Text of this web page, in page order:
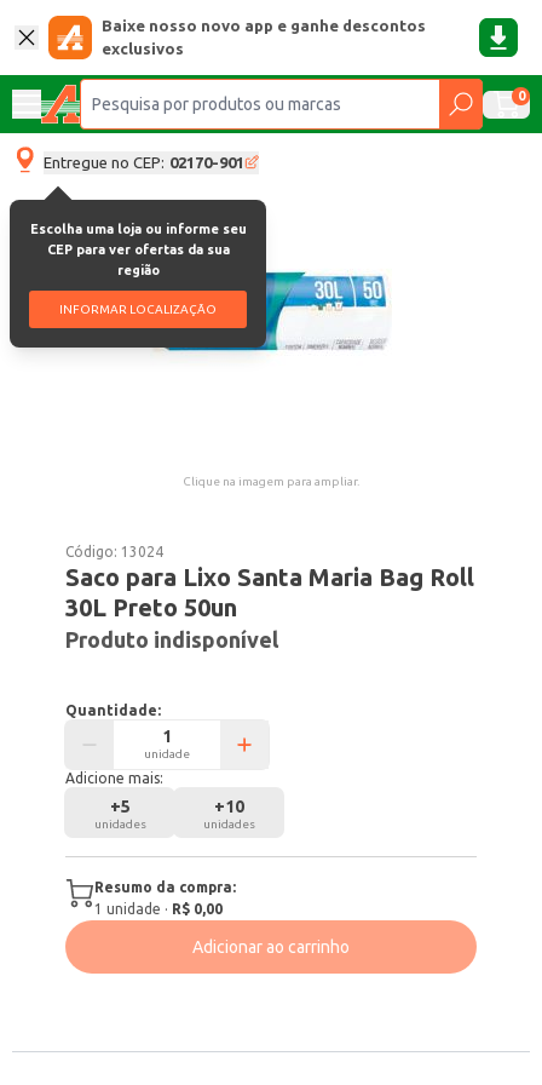
Baixe nosso novo app e ganhe descontos
exclusivos
0
Entregue no CEP: 02170-901
Escolha uma loja ou informe seu
CEP para ver ofertas da sua
região
INFORMAR LOCALIZAÇÃO
Clique na imagem para ampliar.
Código: 13024
Saco para Lixo Santa Maria Bag Roll
30L Preto 50un
Produto indisponível
Quantidade:
unidade
Adicione mais:
+5
unidades
+10
unidades
Resumo da compra:
1 unidade · R$ 0,00
Adicionar ao carrinho